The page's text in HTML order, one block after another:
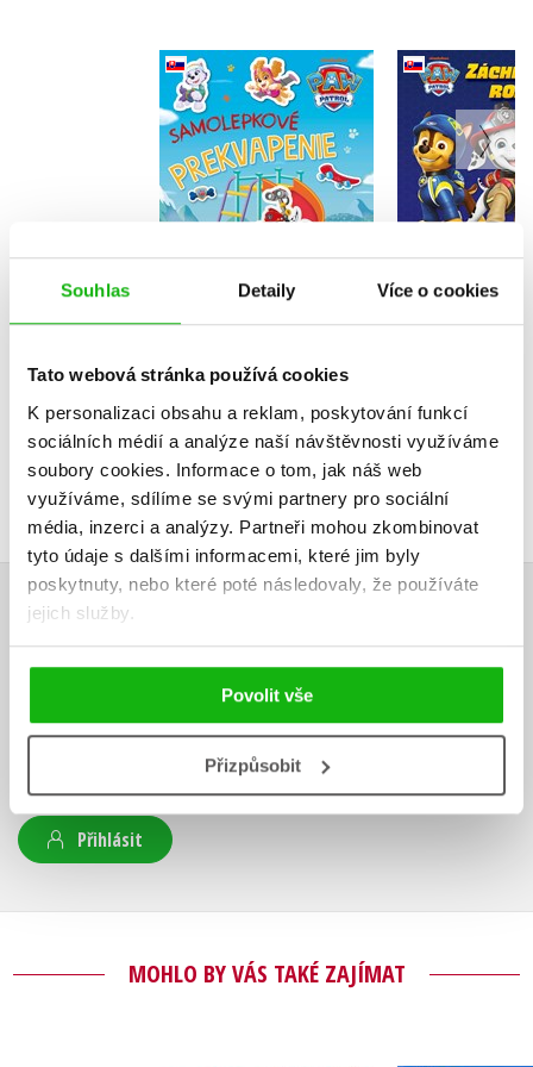
Souhlas Detaily Více o cookies
Tato webová stránka používá cookies
K personalizaci obsahu a reklam, poskytování funkcí
sociálních médií a analýze naší návštěvnosti využíváme
soubory cookies. Informace o tom, jak náš web
využíváme, sdílíme se svými partnery pro sociální
média, inzerci a analýzy. Partneři mohou zkombinovat
tyto údaje s dalšími informacemi, které jim byly
poskytnuty, nebo které poté následovaly, že používáte
jejich služby.
Povolit vše
Přizpůsobit
Labková patrola -
Samolepkové
prekvapenie
(slovensky)
Kolektiv
Labková
Do
HODNOCENÍ ČTENÁŘŮ
Vaše hodnocení
Přihlásit
MOHLO BY VÁS TAKÉ ZAJÍMAT